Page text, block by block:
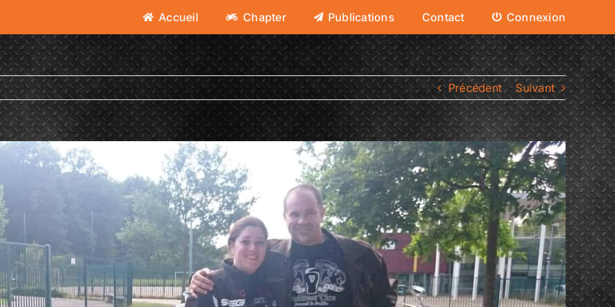
Accueil Chapter Publications Contact Connexion
Précédent Suivant